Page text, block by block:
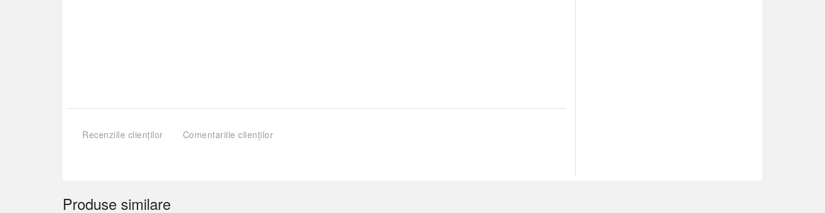
Recenziile clienților Comentariile clienților
Produse similare